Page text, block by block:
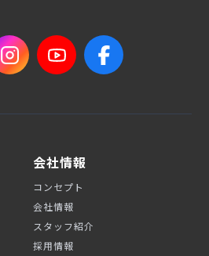
会社情報
コンセプト
会社情報
スタッフ紹介
採用情報